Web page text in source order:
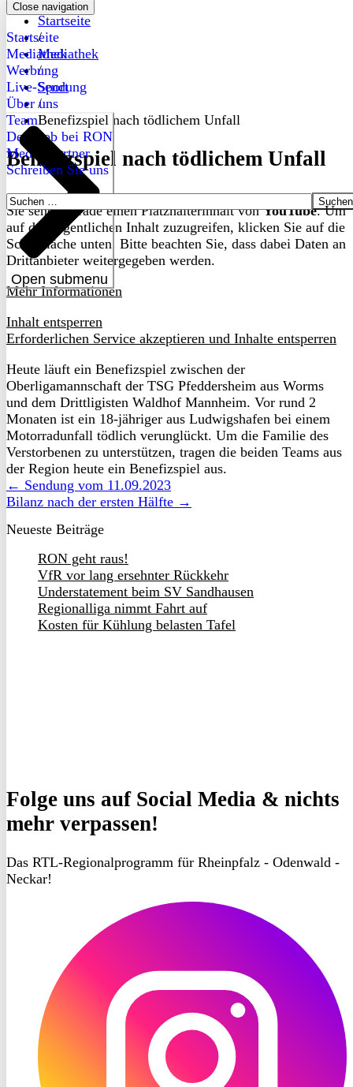
Close navigation
Startseite
Mediathek
Werbung
Live-Sendung
Über uns
Open submenu
Team
Dein Job bei RON
Medienpartner
Schreiben Sie uns
Suchen
nach:
Startseite
/
Mediathek
/
Sport
/
Benefizspiel nach tödlichem Unfall
Benefizspiel nach tödlichem Unfall
Sie sehen gerade einen Platzhalterinhalt vonYouTube. Um
auf den eigentlichen Inhalt zuzugreifen, klicken Sie auf die
Schaltfläche unten. Bitte beachten Sie, dass dabei Daten an
Drittanbieter weitergegeben werden.
Mehr Informationen
Inhalt entsperren
Erforderlichen Service akzeptieren und Inhalte entsperren
Heute läuft ein Benefizspiel zwischen der
Oberligamannschaft der TSG Pfeddersheim aus Worms
und dem Drittligisten Waldhof Mannheim. Vor rund 2
Monaten ist ein 18-jähriger aus Ludwigshafen bei einem
Motorradunfall tödlich verunglückt. Um die Familie des
Verstorbenen zu unterstützen, tragen die beiden Teams aus
der Region heute ein Benefizspiel aus.
← Sendung vom 11.09.2023
Bilanz nach der ersten Hälfte →
Neueste Beiträge
RON geht raus!
VfR vor lang ersehnter Rückkehr
Understatement beim SV Sandhausen
Regionalliga nimmt Fahrt auf
Kosten für Kühlung belasten Tafel
Folge uns auf Social Media & nichts
mehr verpassen!
Das RTL-Regionalprogramm für Rheinpfalz - Odenwald -
Neckar!
Instagram